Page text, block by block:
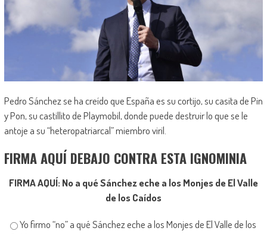
Pedro Sánchez se ha creído que España es su cortijo, su casita de Pin
y Pon, su castillito de Playmobil, donde puede destruir lo que se le
antoje a su “heteropatriarcal” miembro viril.
FIRMA AQUÍ DEBAJO CONTRA ESTA IGNOMINIA
FIRMA AQUÍ: No a qué Sánchez eche a los Monjes de El Valle
de los Caídos
Yo firmo “no” a qué Sánchez eche a los Monjes de El Valle de los